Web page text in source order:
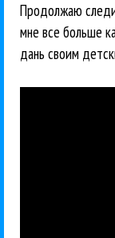
Продолжаю
мне все больше
дань своим